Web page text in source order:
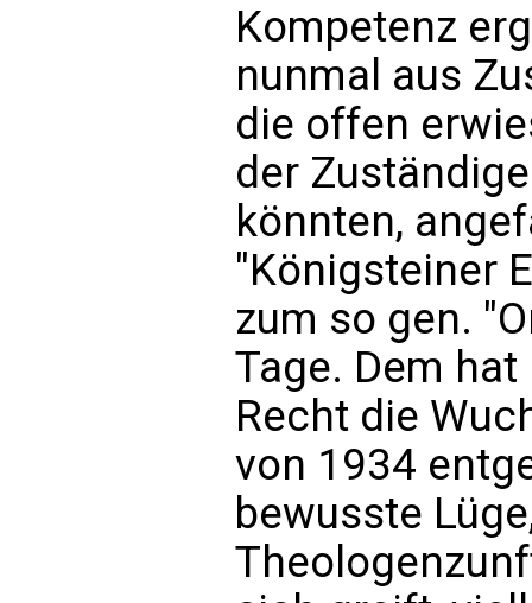
Kompetenz
nunmal aus
die offen
der
könnten,
"Königsteiner
zum so gen.
Tage. Dem
Recht die
von 1934
bewusste